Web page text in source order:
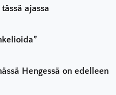
ajassa
Hengessä on edelleen